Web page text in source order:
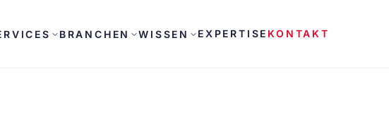
BRANCHEN WISSEN EXPERTISE KONTAKT